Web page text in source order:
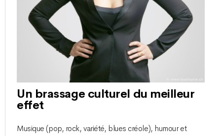
Un brassage culturel du meilleur
effet
Musique (pop, rock, variété, blues créole), humour et